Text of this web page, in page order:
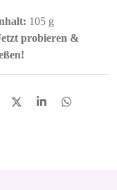
105 g
probieren &
S
S
S